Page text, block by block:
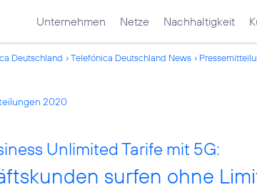
Unternehmen Netze Nachhaltigkeit
Deutschland Telefónica Deutschland News
2020
Unlimited Tarife mit 5G:
surfen ohne